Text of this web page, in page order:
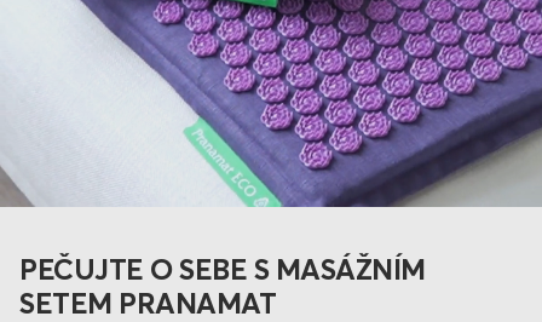
PEČUJTE O SEBE S MASÁŽNÍM
SETEM PRANAMAT